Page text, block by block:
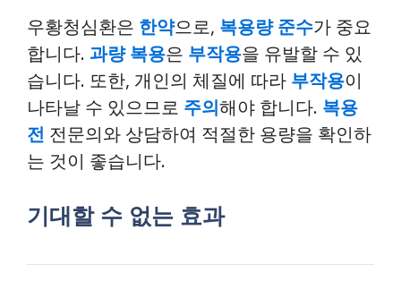
우황청심환은 한약으로, 복용량 준수가 중요
합니다. 과량 복용은 부작용을 유발할 수 있
습니다. 또한, 개인의 체질에 따라 부작용이
나타날 수 있으므로 주의해야 합니다. 복용
전 전문의와 상담하여 적절한 용량을 확인하
는 것이 좋습니다.
기대할 수 없는 효과